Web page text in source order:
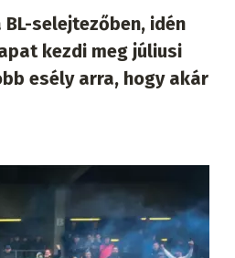
selejtezőben, idén
kezdi meg júliusi
esély arra, hogy akár